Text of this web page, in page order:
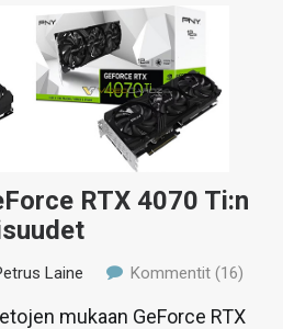
RTX 4070 Ti:n
Laine Kommentit (16)
mukaan GeForce RTX